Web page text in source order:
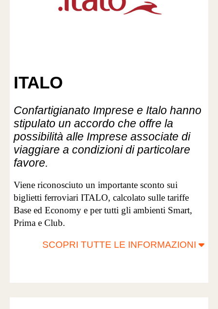
ITALO
Confartigianato Imprese e Italo hanno
stipulato un accordo che offre la
possibilità alle Imprese associate di
viaggiare a condizioni di particolare
favore.
Viene riconosciuto un importante sconto sui
biglietti ferroviari ITALO, calcolato sulle tariffe
Base ed Economy e per tutti gli ambienti Smart,
Prima e Club.
SCOPRI TUTTE LE INFORMAZIONI